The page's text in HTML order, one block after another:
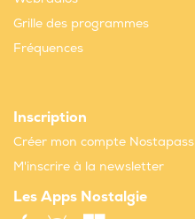
Grille des programmes
Fréquences
Inscription
Créer mon compte Nostapass
M'inscrire à la newsletter
Les Apps Nostalgie